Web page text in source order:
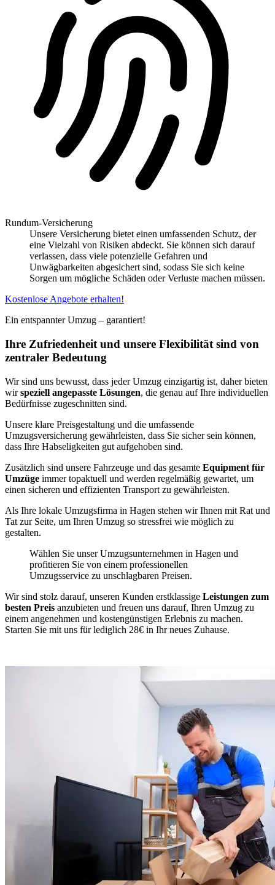
Rundum-Versicherung
Unsere Versicherung bietet einen umfassenden Schutz, der
eine Vielzahl von Risiken abdeckt. Sie können sich darauf
verlassen, dass viele potenzielle Gefahren und
Unwägbarkeiten abgesichert sind, sodass Sie sich keine
Sorgen um mögliche Schäden oder Verluste machen müssen.
Kostenlose Angebote erhalten!
Ein entspannter Umzug – garantiert!
Ihre Zufriedenheit und unsere Flexibilität sind von
zentraler Bedeutung
Wir sind uns bewusst, dass jeder Umzug einzigartig ist, daher bieten
wirspeziell angepasste Lösungen, die genau auf Ihre individuellen
Bedürfnisse zugeschnitten sind.
Unsere klare Preisgestaltung und die umfassende
Umzugsversicherung gewährleisten, dass Sie sicher sein können,
dass Ihre Habseligkeiten gut aufgehoben sind.
Zusätzlich sind unsere Fahrzeuge und das gesamte Equipment für
Umzüge immer topaktuell und werden regelmäßig gewartet, um
einen sicheren und effizienten Transport zu gewährleisten.
Als Ihre lokale Umzugsfirma in Hagen stehen wir Ihnen mit Rat und
Tat zur Seite, um Ihren Umzug so stressfrei wie möglich zu
gestalten.
Wählen Sie unser Umzugsunternehmen in Hagen und
profitieren Sie von einem professionellen
Umzugsservice zu unschlagbaren Preisen.
Wir sind stolz darauf, unseren Kunden erstklassige Leistungen zum
besten Preis anzubieten und freuen uns darauf, Ihren Umzug zu
einem angenehmen und kostengünstigen Erlebnis zu machen.
Starten Sie mit uns für lediglich 28€ in Ihr neues Zuhause.